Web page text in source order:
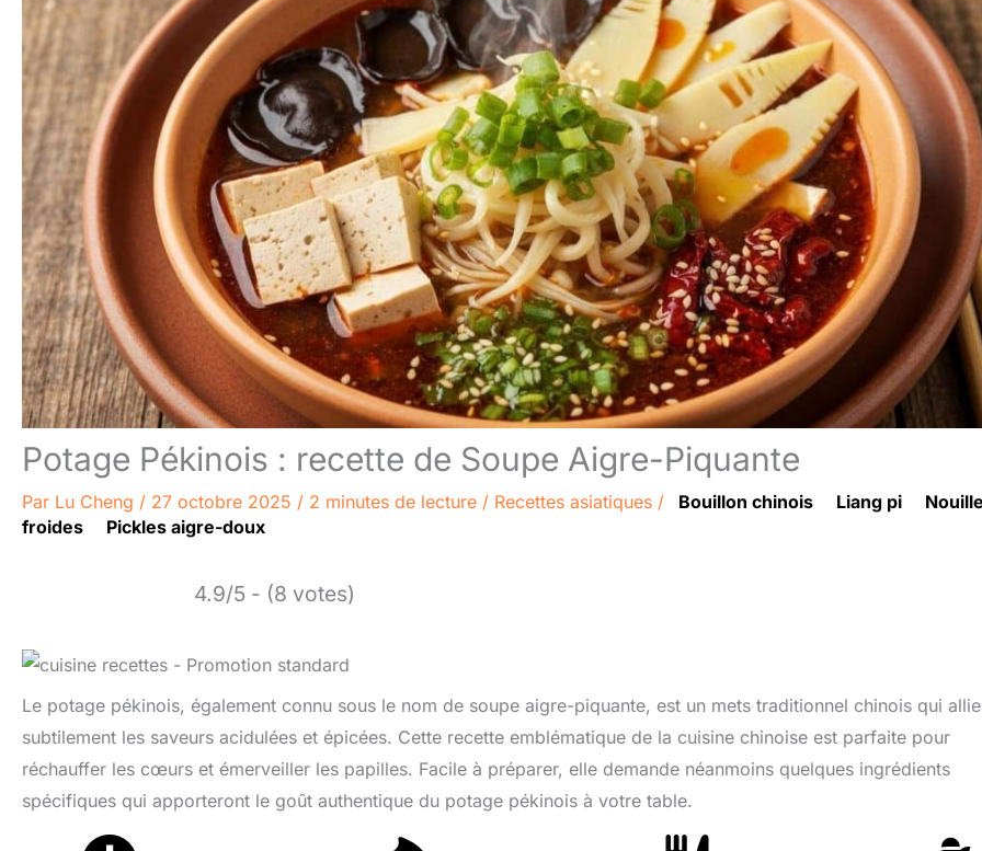
Potage Pékinois : recette de Soupe Aigre-Piquante
Par Lu Cheng / 27 octobre 2025 / 2 minutes de lecture / Recettes asiatiques / Bouillon chinois Liang pi
froides
Pickles aigre-doux
4.9/5 - (8 votes)
Le potage pékinois, également connu sous le nom de soupe aigre-piquante, est un mets traditionnel chinois qui allie
subtilement les saveurs acidulées et épicées. Cette recette emblématique de la cuisine chinoise est parfaite pour
réchauffer les cœurs et émerveiller les papilles. Facile à préparer, elle demande néanmoins quelques ingrédients
spécifiques qui apporteront le goût authentique du potage pékinois à votre table.